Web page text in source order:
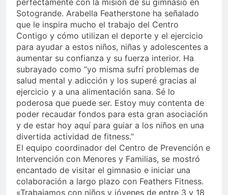
perfectamente con la misión de su gimnasio en
Sotogrande. Arabella Featherstone ha señalado
que le inspira mucho el trabajo del Centro
Contigo y cómo utilizan el deporte y el ejercicio
para ayudar a estos niños, niñas y adolescentes a
aumentar su confianza y su fuerza interior. Ha
subrayado como “yo misma sufrí problemas de
salud mental y adicción y los superé gracias al
ejercicio y a una alimentación sana. Sé lo
poderosa que puede ser. Estoy muy contenta de
poder recaudar fondos para esta gran asociación
y de estar hoy aquí para guiar a los niños en una
divertida actividad de fitness.”
El equipo coordinador del Centro de Prevención e
Intervención con Menores y Familias, se mostró
encantado de visitar el gimnasio e iniciar una
colaboración a largo plazo con Feathers Fitness.
«Trabajamos con niños y jóvenes de entre 3 y 18